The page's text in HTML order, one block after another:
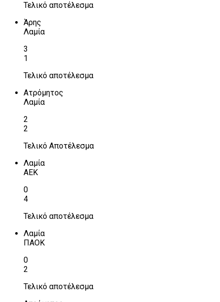
Τελικό αποτέλεσμα
Άρης
Λαμία
3
1
Τελικό αποτέλεσμα
Ατρόμητος
Λαμία
2
2
Τελικό Αποτέλεσμα
Λαμία
ΑΕΚ
0
4
Τελικό αποτέλεσμα
Λαμία
ΠΑΟΚ
0
2
Τελικό αποτέλεσμα